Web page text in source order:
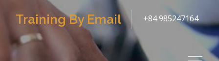
content
Training By Email +84 985247164